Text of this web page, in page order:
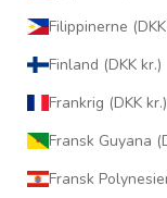
Finland (DKK kr.)
Frankrig (DKK kr.)